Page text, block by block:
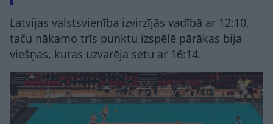
Latvijas valstsvienība izvirzījās vadībā ar 12:10,
taču nākamo trīs punktu izspēlē pārākas bija
viešņas, kuras uzvarēja setu ar 16:14.